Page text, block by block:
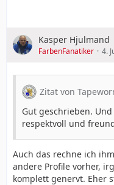
Kasper Hjulmand
FarbenFanatiker 4.
Zitat von
Gut geschrieben.
respektvoll und
Auch das rechne ich
andere Profile vorher,
komplett genervt. Eher